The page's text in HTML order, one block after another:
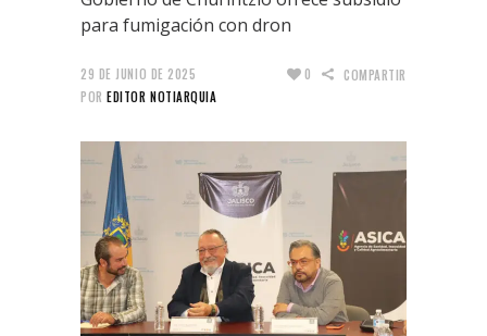
para fumigación con dron
29 DE JUNIO DE 2025
POR EDITOR NOTIARQUIA
0 COMPARTIR